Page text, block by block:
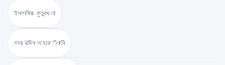
ইসলামিয়া কুতুবখানা
সদর উদ্দিন আহমদ চিশতী